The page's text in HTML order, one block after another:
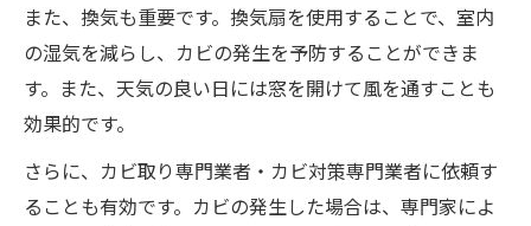
また、換気も重要です。換気扇を使用することで、室内
の湿気を減らし、カビの発生を予防することができま
す。また、天気の良い日には窓を開けて風を通すことも
効果的です。
さらに、カビ取り専門業者・カビ対策専門業者に依頼す
ることも有効です。カビの発生した場合は、専門家によ